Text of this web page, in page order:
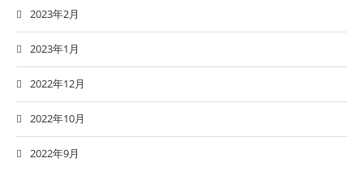
2023年2月
2023年1月
2022年12月
2022年10月
2022年9月